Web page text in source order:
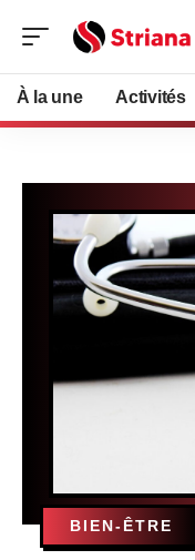
À la une Activités
BIEN-ÊTRE